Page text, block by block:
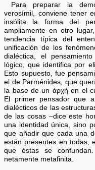
Para preparar la
verosímil, conviene tener
insólita la forma del
ampliamente en otro
tendencia típica del
unificación de los
dialéctica, el
lógico, que identifica por
Esto supuesto, fue
el de Parménides, que
la base de un ἀρχή en el
El primer pensador que
dialécticos de las
de las cosas –dice este
una identidad única, sino
que añadir que cada una
están presentes en todas;
que éstas se
netamente metafinita.